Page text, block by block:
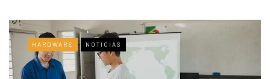
HARDWARE NOTICIAS